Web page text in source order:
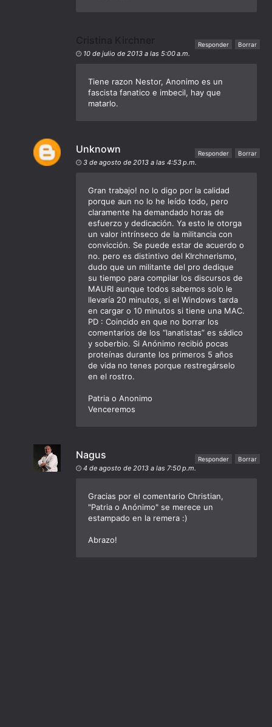
Cristina Kirchner
10 de julio de 2013 a las 5:00 a.m.
Tiene razon Nestor, Anonimo es un
fascista fanatico e imbecil, hay que
matarlo.
Responder Borrar
Unknown
3 de agosto de 2013 a las 4:53 p.m.
Gran trabajo! no lo digo por la calidad
porque aun no lo he leído todo, pero
claramente ha demandado horas de
esfuerzo y dedicación. Ya esto le otorga
un valor intrínseco de la militancia con
convicción. Se puede estar de acuerdo o
no. pero es distintivo del KIrchnerismo,
dudo que un militante del pro dedique
su tiempo para compilar los discursos de
MAURI aunque todos sabemos solo le
llevaría 20 minutos, si el Windows tarda
en cargar o 10 minutos si tiene una MAC.
PD : Coincido en que no borrar los
comentarios de los “lanatistas” es sádico
y soberbio. Si Anónimo recibió pocas
proteínas durante los primeros 5 años
de vida no tenes porque restregárselo
en el rostro.
Patria o Anonimo
Venceremos
Responder Borrar
Nagus
4 de agosto de 2013 a las 7:50 p.m.
Gracias por el comentario Christian,
"Patria o Anónimo" se merece un
estampado en la remera :)
Abrazo!
Responder Borrar